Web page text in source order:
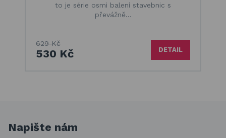
to je série osmi balení stavebnic s
převážně…
629 Kč
530 Kč DETAIL
Napište nám